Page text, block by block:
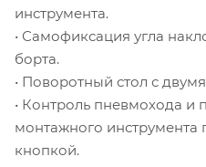
инструмента.
• Самофиксация угла
борта.
• Поворотный стол с
• Контроль пневмохода и
монтажного инструмента
кнопкой.